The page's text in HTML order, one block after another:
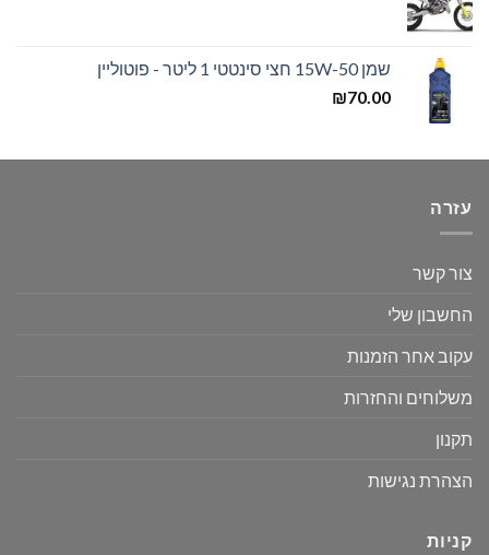
שמן 15W-50 חצי סינטטי 1 ליטר - פוטוליין
₪70.00
עזרה
צור קשר
החשבון שלי
עקוב אחר הזמנות
משלוחים והחזרות
תקנון
הצהרת נגישות
קניות